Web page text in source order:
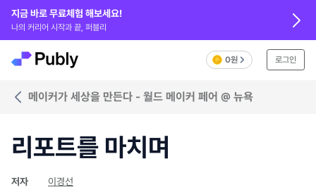
지금 바로 무료체험 해보세요!
나의 커리어 시작과 끝, 퍼블리
0원 로그인
메이커가 세상을 만든다 - 월드 메이커 페어 @ 뉴욕
리포트를 마치며
저자 이경선